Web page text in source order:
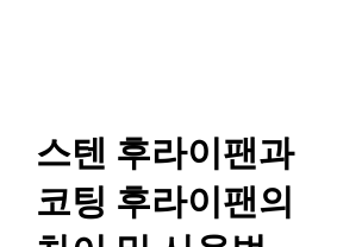
스텐 후라이팬과
코팅 후라이팬의